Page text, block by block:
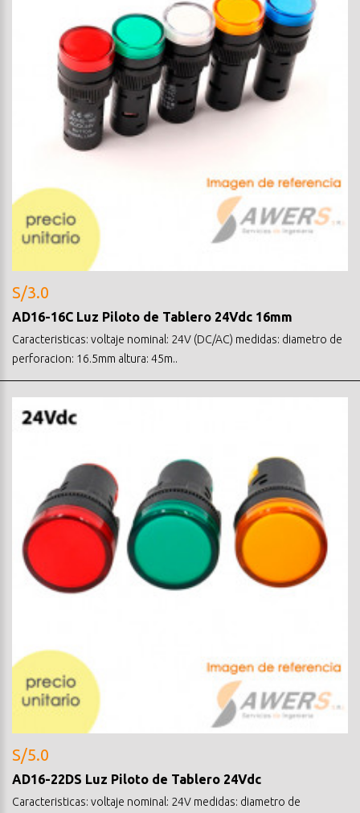
S/3.0
AD16-16C Luz Piloto de Tablero 24Vdc 16mm
Caracteristicas: voltaje nominal: 24V (DC/AC) medidas: diametro de
perforacion: 16.5mm altura: 45m..
S/5.0
AD16-22DS Luz Piloto de Tablero 24Vdc
Caracteristicas: voltaje nominal: 24V medidas: diametro de